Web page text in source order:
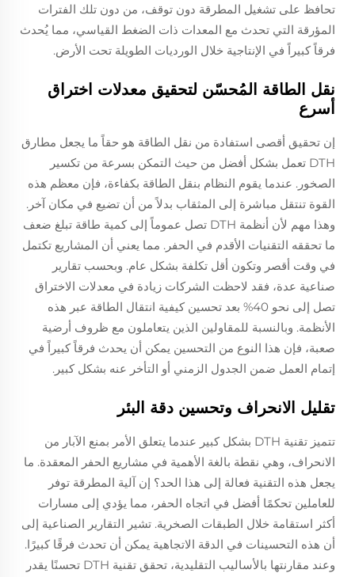
تحافظ على تشغيل المطرقة دون توقف، من دون تلك الفترات
المؤرقة التي تحدث مع المعدات ذات الضغط القياسي، مما يُحدث
فرقاً كبيراً في الإنتاجية خلال الورديات الطويلة تحت الأرض.
نقل الطاقة المُحسّن لتحقيق معدلات اختراق
أسرع
إن تحقيق أقصى استفادة من نقل الطاقة هو حقاً ما يجعل مطارق
DTH تعمل بشكل أفضل من حيث التمكن بسرعة من تكسير
الصخور. عندما يقوم النظام بنقل الطاقة بكفاءة، فإن معظم هذه
القوة تنتقل مباشرة إلى المثقاب بدلاً من أن تضيع في مكان آخر.
وهذا مهم لأن أنظمة DTH تصل عموماً إلى كمية طاقة تبلغ ضعف
ما تحققه التقنيات الأقدم في الحفر. مما يعني أن المشاريع تكتمل
في وقت أقصر وتكون أقل تكلفة بشكل عام. وبحسب تقارير
صناعية عدة، فقد لاحظت الشركات زيادة في معدلات الاختراق
تصل إلى نحو 40% بعد تحسين كيفية انتقال الطاقة عبر هذه
الأنظمة. وبالنسبة للمقاولين الذين يتعاملون مع ظروف أرضية
صعبة، فإن هذا النوع من التحسين يمكن أن يحدث فرقاً كبيراً في
إتمام العمل ضمن الجدول الزمني أو التأخر عنه بشكل كبير.
تقليل الانحراف وتحسين دقة البئر
تتميز تقنية DTH بشكل كبير عندما يتعلق الأمر بمنع الآبار من
الانحراف، وهي نقطة بالغة الأهمية في مشاريع الحفر المعقدة. ما
يجعل هذه التقنية فعالة إلى هذا الحد؟ إن آلية المطرقة توفر
للعاملين تحكمًا أفضل في اتجاه الحفر، مما يؤدي إلى مسارات
أكثر استقامة خلال الطبقات الصخرية. تشير التقارير الصناعية إلى
أن هذه التحسينات في الدقة الاتجاهية يمكن أن تحدث فرقًا كبيرًا.
وعند مقارنتها بالأساليب التقليدية، تحقق تقنية DTH تحسنًا يقدر